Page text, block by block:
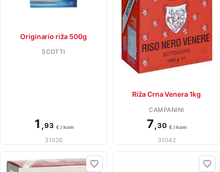
Originario riža 500g
SCOTTI
1 ,93 € / kom
31026
Riža Crna Venera 1kg
CAMPANINI
7,30 € / kom
31042